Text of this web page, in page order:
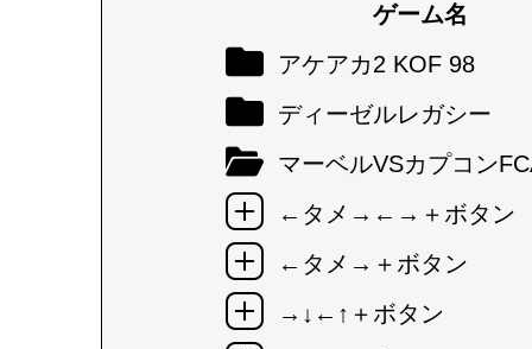
ゲーム名
アケアカ2 KOF 98
ディーゼルレガシー
マーベルVSカプコン
←タメ→←→＋ボタン
←タメ→＋ボタン
→↓←↑＋ボタン